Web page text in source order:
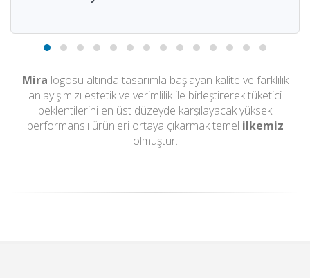
Mira logosu altında tasarımla başlayan kalite ve farklılık
anlayışımızı estetik ve verimlilik ile birleştirerek tüketici
beklentilerini en üst düzeyde karşılayacak yüksek
performanslı ürünleri ortaya çıkarmak temel ilkemiz
olmuştur.